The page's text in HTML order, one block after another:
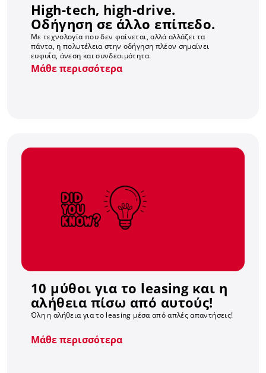
High-tech, high-drive.
Οδήγηση σε άλλο επίπεδο.
Με τεχνολογία που δεν φαίνεται, αλλά αλλάζει τα
πάντα, η πολυτέλεια στην οδήγηση πλέον σημαίνει
ευφυΐα, άνεση και συνδεσιμότητα.
Μάθε περισσότερα
10 μύθοι για το leasing και η
αλήθεια πίσω από αυτούς!
Όλη η αλήθεια για το leasing μέσα από απλές απαντήσεις!
Μάθε περισσότερα